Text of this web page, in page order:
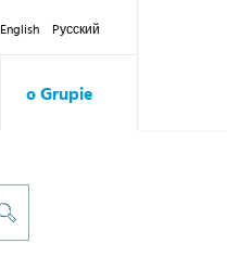
English Pусский
o Grupie